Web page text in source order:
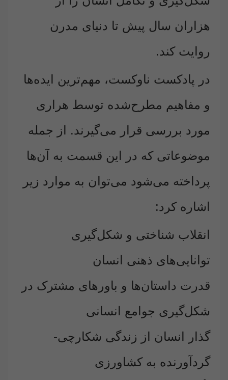
هزاران سال پیش تا دنیای مدرن
روایت کند.
در پادکست ناوکست، مهم‌ترین ایده‌ها
و مفاهیم مطرح‌شده توسط هراری
مورد بررسی قرار می‌گیرند. از جمله
موضوعاتی که در این قسمت به آن‌ها
پرداخته می‌شود می‌توان به موارد زیر
اشاره کرد:
انقلاب شناختی و شکل‌گیری
توانایی‌های ذهنی انسان
قدرت داستان‌ها و باورهای مشترک در
شکل‌گیری جوامع انسانی
گذار انسان از زندگی شکارچی-
گردآورنده به کشاورزی